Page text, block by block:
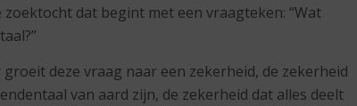
dat begint met een vraagteken: “Wat
deze vraag naar een zekerheid, de zekerheid
van aard zijn, de zekerheid dat alles deelt